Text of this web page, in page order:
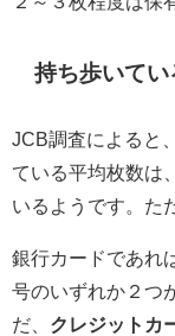
持ち歩いてい
JCB調査によると
ている平均枚数は
いるようです。た
銀行カードであれ
号のいずれか２つ
だ、 クレジットカ